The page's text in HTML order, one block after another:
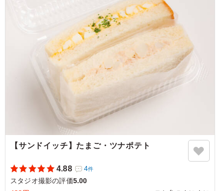
野菜と挽肉のいわゆる定番のキーマカレーでした。 クラ
フトカレーなだけあって、スパイスが効いていてさっぱり
美味しくいただけました。 全体的に高タンパクな内容
で、ヘルシーな印象を受けました。
ロケ・撮影 ›スタジオ撮影
東京都渋谷区笹塚
2026/06/24
【サンドイッチ】たまご・ツナポテト
4.88 4件
スタジオ撮影の評価5.00